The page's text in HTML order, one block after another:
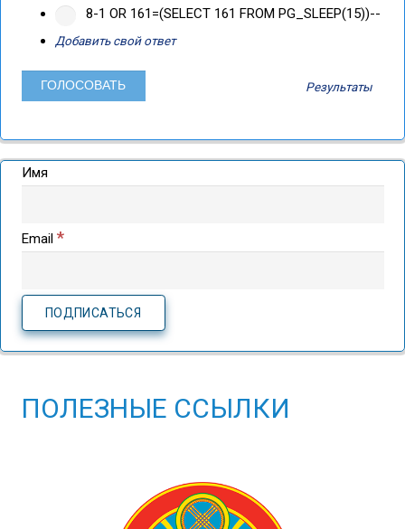
8-1 OR 161=(SELECT 161 FROM PG_SLEEP(15))--
Добавить свой ответ
Результаты
Имя
Email *
ПОЛЕЗНЫЕ ССЫЛКИ